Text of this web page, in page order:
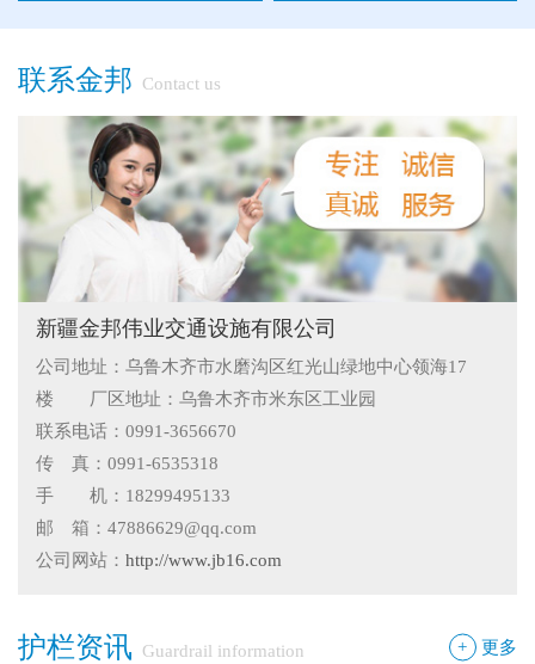
联系金邦 Contact us
新疆金邦伟业交通设施有限公司
公司地址：乌鲁木齐市水磨沟区红光山绿地中心领海17
楼 厂区地址：乌鲁木齐市米东区工业园
联系电话：0991-3656670
传 真：0991-6535318
手 机：18299495133
邮 箱：47886629@qq.com
公司网站： http://www.jb16.com
+ 更多
护栏资讯 Guardrail information
隔离栅的防腐与使用寿命关系
● 新疆那拉提草原围网选用样式
怎么在新疆护栏厂家里购买到好的热镀锌管围栏——新疆金
邦护栏告诉您
乌鲁木齐铁艺围栏哪家有，金邦伟业交通设施有限公司供应
专业的新疆铁艺围栏
阿拉尔市安装新款黄金绿化带护栏
护栏在我们生活中的作用
你不知道的候车厅安装注意事项
护栏网怎样做日常保养
● 候车亭规格型号小解